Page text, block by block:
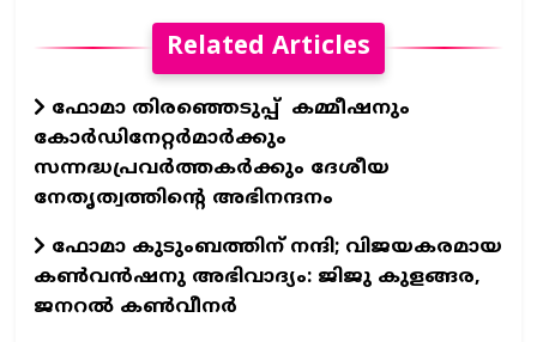
Related Articles
ഫോമാ തിരഞ്ഞെടുപ്പ് കമ്മീഷനും
കോർഡിനേറ്റർമാർക്കും
സന്നദ്ധപ്രവർത്തകർക്കും ദേശീയ
നേതൃത്വത്തിന്റെ അഭിനന്ദനം
ഫോമാ കുടുംബത്തിന് നന്ദി; വിജയകരമായ
കൺവൻഷനു അഭിവാദ്യം: ജിജു കുളങ്ങര,
ജനറൽ കൺവീനർ